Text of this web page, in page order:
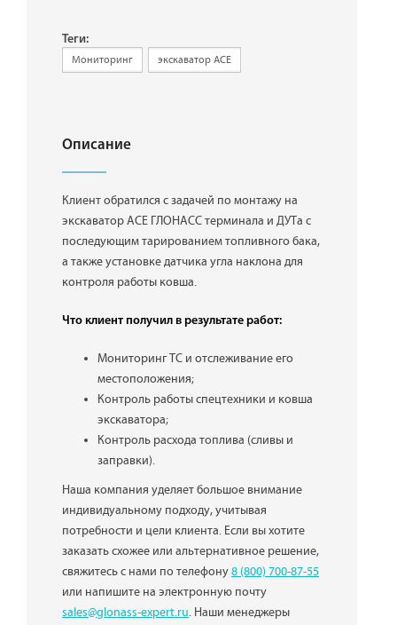
Теги:
Мониторинг экскаватор ACE
Описание
Клиент обратился с задачей по монтажу на
экскаватор ACE ГЛОНАСС терминала и ДУТа с
последующим тарированием топливного бака,
а также установке датчика угла наклона для
контроля работы ковша.
Что клиент получил в результате работ:
Мониторинг ТС и отслеживание его
местоположения;
Контроль работы спецтехники и ковша
экскаватора;
Контроль расхода топлива (сливы и
заправки).
Наша компания уделяет большое внимание
индивидуальному подходу, учитывая
потребности и цели клиента. Если вы хотите
заказать схожее или альтернативное решение,
свяжитесь с нами по телефону8 (800) 700-87-55
или напишите на электронную почту
sales@glonass-expert.ru. Наши менеджеры